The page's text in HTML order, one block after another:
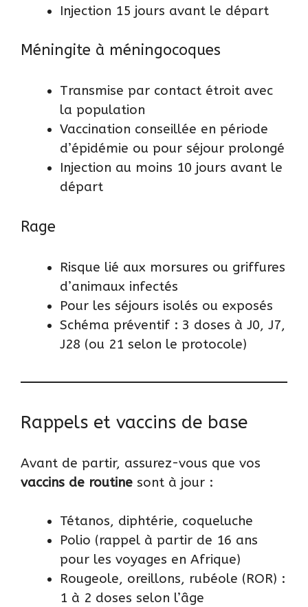
Injection 15 jours avant le départ
Méningite à méningocoques
Transmise par contact étroit avec
la population
Vaccination conseillée en période
d’épidémie ou pour séjour prolongé
Injection au moins 10 jours avant le
départ
Rage
Risque lié aux morsures ou griffures
d’animaux infectés
Pour les séjours isolés ou exposés
Schéma préventif : 3 doses à J0, J7,
J28 (ou 21 selon le protocole)
Rappels et vaccins de base
Avant de partir, assurez-vous que vos
vaccins de routine sont à jour :
Tétanos, diphtérie, coqueluche
Polio (rappel à partir de 16 ans
pour les voyages en Afrique)
Rougeole, oreillons, rubéole (ROR) :
1 à 2 doses selon l’âge